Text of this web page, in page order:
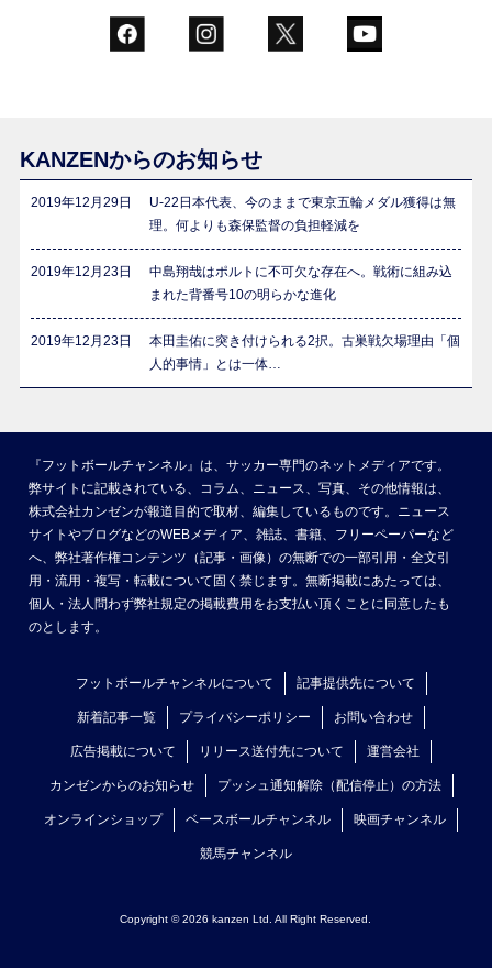
KANZENからのお知らせ
2019年12月29日
U-22日本代表、今のままで東京五輪メダル獲得は無
理。何よりも森保監督の負担軽減を
2019年12月23日
中島翔哉はポルトに不可欠な存在へ。戦術に組み込
まれた背番号10の明らかな進化
2019年12月23日
本田圭佑に突き付けられる2択。古巣戦欠場理由「個
人的事情」とは一体…
『フットボールチャンネル』は、サッカー専門のネットメディアです。
弊サイトに記載されている、コラム、ニュース、写真、その他情報は、
株式会社カンゼンが報道目的で取材、編集しているものです。ニュース
サイトやブログなどのWEBメディア、雑誌、書籍、フリーペーパーなど
へ、弊社著作権コンテンツ（記事・画像）の無断での一部引用・全文引
用・流用・複写・転載について固く禁じます。無断掲載にあたっては、
個人・法人問わず弊社規定の掲載費用をお支払い頂くことに同意したも
のとします。
フットボールチャンネルについて 記事提供先について
新着記事一覧 プライバシーポリシー お問い合わせ
広告掲載について リリース送付先について 運営会社
カンゼンからのお知らせ プッシュ通知解除（配信停止）の方法
オンラインショップ ベースボールチャンネル 映画チャンネル
競馬チャンネル
Copyright © 2026 kanzen Ltd. All Right Reserved.